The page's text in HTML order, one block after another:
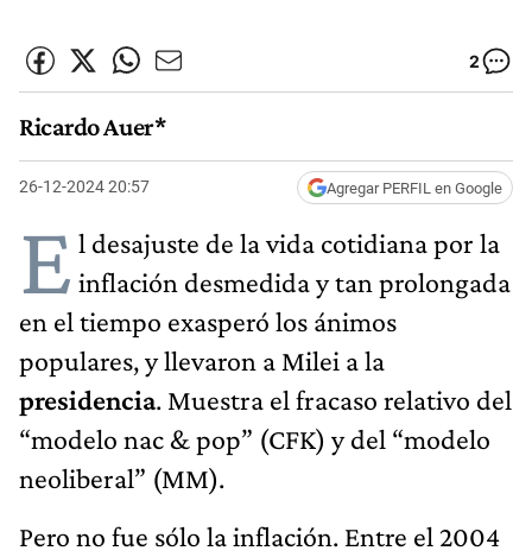
2
Ricardo Auer*
26-12-2024 20:57 Agregar PERFIL en Google
E l desajuste de la vida cotidiana por la
inflación desmedida y tan prolongada
en el tiempo exasperó los ánimos
populares, y llevaron a Milei a la
presidencia. Muestra el fracaso relativo del
“modelo nac & pop” (CFK) y del “modelo
neoliberal” (MM).
Pero no fue sólo la inflación. Entre el 2004